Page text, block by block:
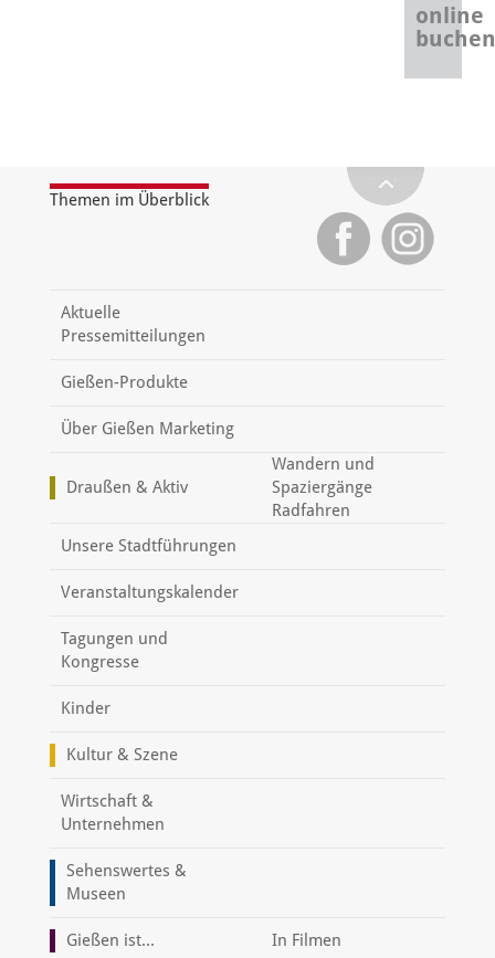
online
buchen
Themen im Überblick
Aktuelle
Pressemitteilungen
Gießen-Produkte
Über Gießen Marketing
Draußen & Aktiv
Wandern und
Spaziergänge
Radfahren
Unsere Stadtführungen
Veranstaltungskalender
Tagungen und
Kongresse
Kinder
Kultur & Szene
Wirtschaft &
Unternehmen
Sehenswertes &
Museen
Gießen ist... In Filmen